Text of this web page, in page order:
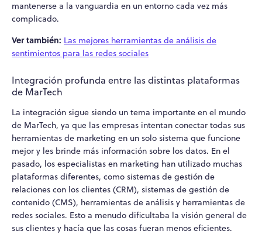
mantenerse a la vanguardia en un entorno cada vez más
complicado.
Ver también: Las mejores herramientas de análisis de
sentimientos para las redes sociales
Integración profunda entre las distintas plataformas
de MarTech
La integración sigue siendo un tema importante en el mundo
de MarTech, ya que las empresas intentan conectar todas sus
herramientas de marketing en un solo sistema que funcione
mejor y les brinde más información sobre los datos. En el
pasado, los especialistas en marketing han utilizado muchas
plataformas diferentes, como sistemas de gestión de
relaciones con los clientes (CRM), sistemas de gestión de
contenido (CMS), herramientas de análisis y herramientas de
redes sociales. Esto a menudo dificultaba la visión general de
sus clientes y hacía que las cosas fueran menos eficientes.